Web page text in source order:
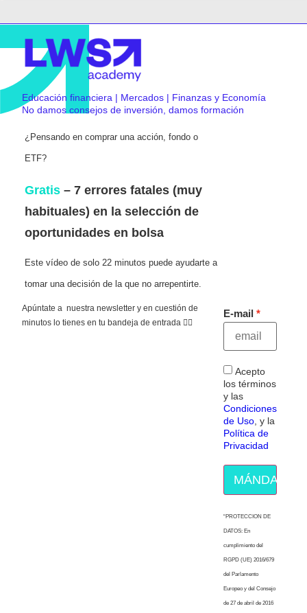
Educación financiera | Mercados | Finanzas y Economía
No damos consejos de inversión, damos formación
¿Pensando en comprar una acción, fondo o
ETF?
Gratis – 7 errores fatales (muy
habituales) en la selección de
oportunidades en bolsa
Este vídeo de solo 22 minutos puede ayudarte a
tomar una decisión de la que no arrepentirte.
Apúntate a nuestra newsletter y en cuestión de
minutos lo tienes en tu bandeja de entrada 👇🏻
E-mail
Acepto
los términos
y las
Condiciones
de Uso , y la
Política de
Privacidad
MÁNDAME
“PROTECCION DE
DATOS: En
cumplimiento del
RGPD (UE) 2016/679
del Parlamento
Europeo y del Consejo
de 27 de abril de 2016